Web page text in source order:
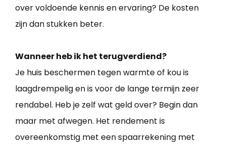
over voldoende kennis en ervaring? De kosten
zijn dan stukken beter.
Wanneer heb ik het terugverdiend?
Je huis beschermen tegen warmte of kou is
laagdrempelig en is voor de lange termijn zeer
rendabel. Heb je zelf wat geld over? Begin dan
maar met afwegen. Het rendement is
overeenkomstig met een spaarrekening met